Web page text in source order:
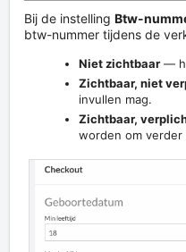
Bij de instelling Btw-
btw-nummer tijdens de
Niet zichtbaar —
Zichtbaar, niet
invullen mag.
Zichtbaar,
worden om verder